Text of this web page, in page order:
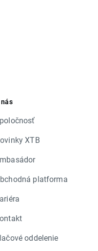
nás
XTB
platforma
oddelenie